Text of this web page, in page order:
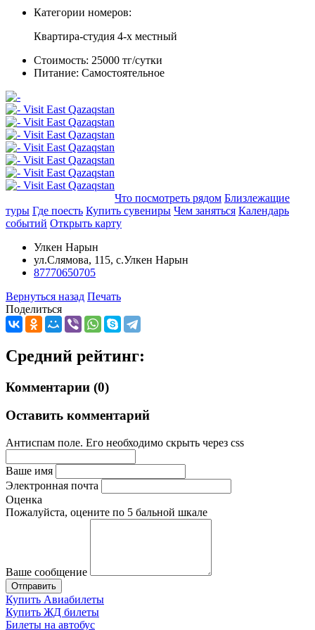
Категории номеров:
Квартира-студия 4-х местный
Стоимость: 25000 тг/сутки
Питание: Самостоятельное
Что посмотреть рядом Близлежащие
туры Где поесть Купить сувениры Чем заняться Календарь
событий Открыть карту
Улкен Нарын
ул.Слямова, 115, с.Улкен Нарын
87770650705
Вернуться назад Печать
Поделиться
Средний рейтинг:
Комментарии (0)
Оставить комментарий
Антиспам поле. Его необходимо скрыть через css
Ваше имя
Электронная почта
Оценка
Пожалуйста, оцените по 5 бальной шкале
Ваше сообщение
Купить Авиабилеты
Купить ЖД билеты
Билеты на автобус